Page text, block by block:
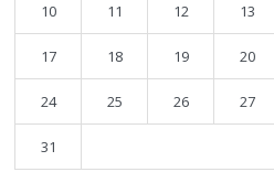
10 11 12 13
17 18 19 20
24 25 26 27
31